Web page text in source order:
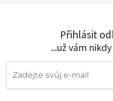
Přihlásit
...už vám